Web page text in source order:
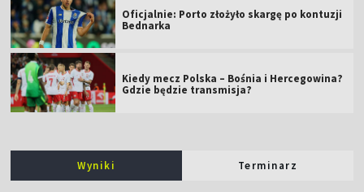
Oficjalnie: Porto złożyło skargę po kontuzji
Bednarka
Kiedy mecz Polska – Bośnia i Hercegowina?
Gdzie będzie transmisja?
Wyniki Terminarz